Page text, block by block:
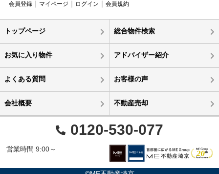
会員登録 マイページ ログイン 会員規約
トップページ 総合物件検索
お気に入り物件 アドバイザー紹介
よくある質問 お客様の声
会社概要 不動産売却
0120-530-077
営業時間 9:00～